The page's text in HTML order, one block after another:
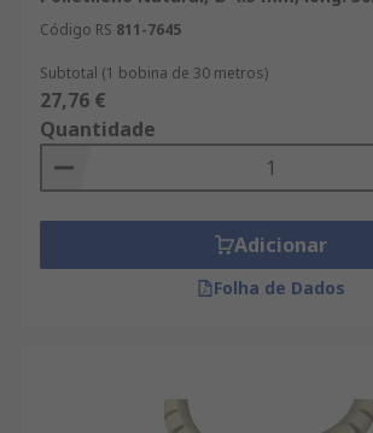
Código RS 811-7645
Subtotal (1 bobina de 30 metros)
27,76 €
Quantidade
Adicionar
Folha de Dados